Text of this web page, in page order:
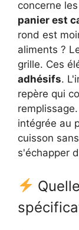
concerne
panier est
rond est
aliments ?
grille. Ces
adhésifs.
repère qui
intégrée au
cuisson
s'échapper